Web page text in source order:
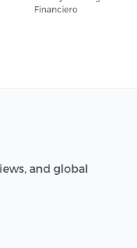
Financiero
and global